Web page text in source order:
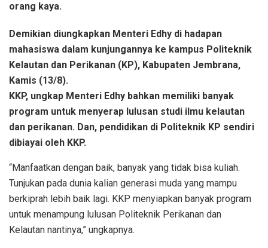
orang kaya.
Demikian diungkapkan Menteri Edhy di hadapan
mahasiswa dalam kunjungannya ke kampus Politeknik
Kelautan dan Perikanan (KP), Kabupaten Jembrana,
Kamis (13/8).
KKP, ungkap Menteri Edhy bahkan memiliki banyak
program untuk menyerap lulusan studi ilmu kelautan
dan perikanan. Dan, pendidikan di Politeknik KP sendiri
dibiayai oleh KKP.
“Manfaatkan dengan baik, banyak yang tidak bisa kuliah.
Tunjukan pada dunia kalian generasi muda yang mampu
berkiprah lebih baik lagi. KKP menyiapkan banyak program
untuk menampung lulusan Politeknik Perikanan dan
Kelautan nantinya,” ungkapnya.